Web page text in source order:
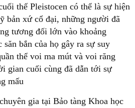
thế Pleistocen có thể là sự hiện
bản xứ cổ đại, những người đã
tương đối lớn vào khoảng
bắn của họ gây ra sự suy
thể voi ma mút và voi răng
gian cuối cùng đã dẫn tới sự
mấu
gia tại Bảo tàng Khoa học